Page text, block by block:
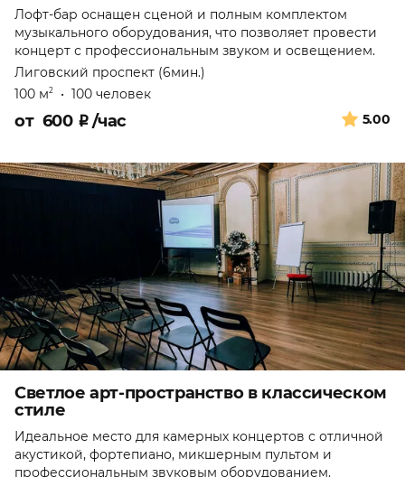
Лофт-бар оснащен сценой и полным комплектом
музыкального оборудования, что позволяет провести
концерт с профессиональным звуком и освещением.
Лиговский проспект (6мин.)
100 м2 • 100 человек
5.00
от 600 ₽/час
Светлое арт-пространство в классическом
стиле
Идеальное место для камерных концертов с отличной
акустикой, фортепиано, микшерным пультом и
профессиональным звуковым оборудованием.